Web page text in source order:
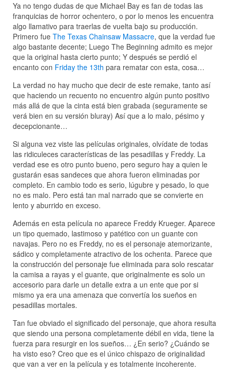
Ya no tengo dudas de que Michael Bay es fan de todas las
franquicias de horror ochentero, o por lo menos les encuentra
algo llamativo para traerlas de vuelta bajo su producción.
Primero fue The Texas Chainsaw Massacre, que la verdad fue
algo bastante decente; Luego The Beginning admito es mejor
que la original hasta cierto punto; Y después se perdió el
encanto con Friday the 13th para rematar con esta, cosa…
La verdad no hay mucho que decir de este remake, tanto así
que haciendo un recuento no encuentro algún punto positivo
más allá de que la cinta está bien grabada (seguramente se
verá bien en su versión bluray) Así que a lo malo, pésimo y
decepcionante…
Si alguna vez viste las películas originales, olvídate de todas
las ridiculeces características de las pesadillas y Freddy. La
verdad ese es otro punto bueno, pero seguro hay a quien le
gustarán esas sandeces que ahora fueron eliminadas por
completo. En cambio todo es serio, lúgubre y pesado, lo que
no es malo. Pero está tan mal narrado que se convierte en
lento y aburrido en exceso.
Además en esta película no aparece Freddy Krueger. Aparece
un tipo quemado, lastimoso y patético con un guante con
navajas. Pero no es Freddy, no es el personaje atemorizante,
sádico y completamente atractivo de los ochenta. Parece que
la construcción del personaje fue eliminada para solo rescatar
la camisa a rayas y el guante, que originalmente es solo un
accesorio para darle un detalle extra a un ente que por si
mismo ya era una amenaza que convertía los sueños en
pesadillas mortales.
Tan fue obviado el significado del personaje, que ahora resulta
que siendo una persona completamente débil en vida, tiene la
fuerza para resurgir en los sueños… ¿En serio? ¿Cuándo se
ha visto eso? Creo que es el único chispazo de originalidad
que van a ver en la película y es totalmente incoherente.